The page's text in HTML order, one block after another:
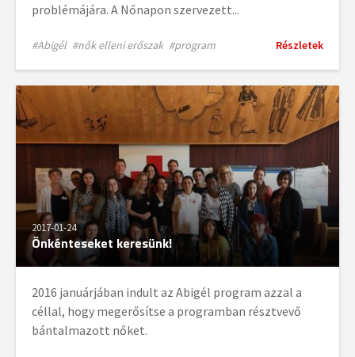
problémájára. A Nőnapon szervezett...
#Abigél #nők elleni erőszak #program Részletek
2017-01-24
Önkénteseket keresünk!
2016 januárjában indult az Abigél program azzal a
céllal, hogy megerősítse a programban résztvevő
bántalmazott nőket.